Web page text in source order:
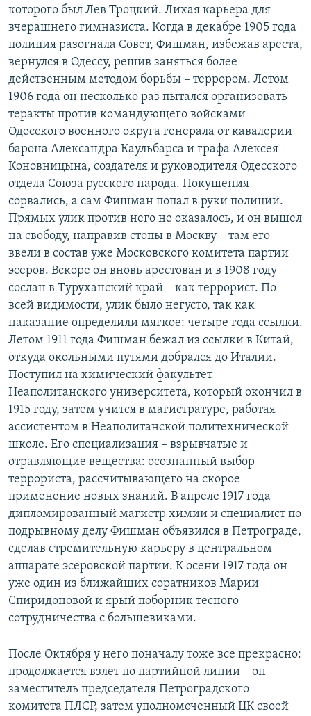
которого был Лев Троцкий. Лихая карьера для
вчерашнего гимназиста. Когда в декабре 1905 года
полиция разогнала Совет, Фишман, избежав ареста,
вернулся в Одессу, решив заняться более
действенным методом борьбы – террором. Летом
1906 года он несколько раз пытался организовать
теракты против командующего войсками
Одесского военного округа генерала от кавалерии
барона Александра Каульбарса и графа Алексея
Коновницына, создателя и руководителя Одесского
отдела Союза русского народа. Покушения
сорвались, а сам Фишман попал в руки полиции.
Прямых улик против него не оказалось, и он вышел
на свободу, направив стопы в Москву – там его
ввели в состав уже Московского комитета партии
эсеров. Вскоре он вновь арестован и в 1908 году
сослан в Туруханский край – как террорист. По
всей видимости, улик было негусто, так как
наказание определили мягкое: четыре года ссылки.
Летом 1911 года Фишман бежал из ссылки в Китай,
откуда окольными путями добрался до Италии.
Поступил на химический факультет
Неаполитанского университета, который окончил в
1915 году, затем учится в магистратуре, работая
ассистентом в Неаполитанской политехнической
школе. Его специализация – взрывчатые и
отравляющие вещества: осознанный выбор
террориста, рассчитывающего на скорое
применение новых знаний. В апреле 1917 года
дипломированный магистр химии и специалист по
подрывному делу Фишман объявился в Петрограде,
сделав стремительную карьеру в центральном
аппарате эсеровской партии. К осени 1917 года он
уже один из ближайших соратников Марии
Спиридоновой и ярый поборник тесного
сотрудничества с большевиками.
После Октября у него поначалу тоже все прекрасно:
продолжается взлет по партийной линии – он
заместитель председателя Петроградского
комитета ПЛСР, затем уполномоченный ЦК своей